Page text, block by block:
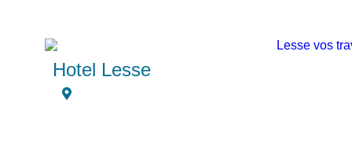
Hotel Lesse